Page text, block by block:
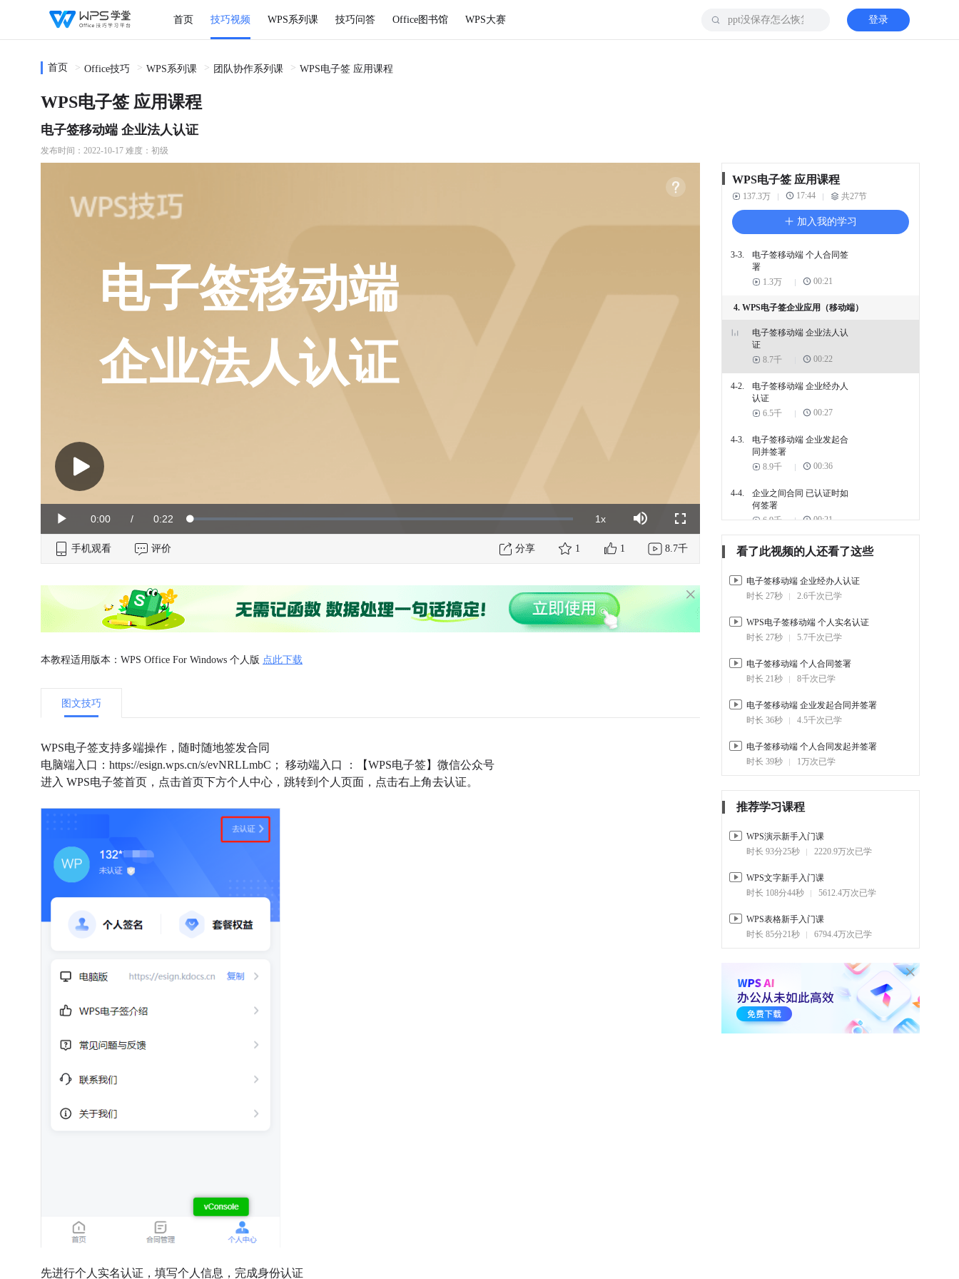
首页 技巧视频 WPS系列课 技巧问答 Office图书馆 WPS大赛 登录
首页 Office技巧 WPS系列课 团队协作系列课 WPS电子签 应用课程
WPS电子签 应用课程
电子签移动端 企业法人认证
发布时间：2022-10-17 难度：初级
Play Current
Time
0:00 / Duration
0:22 Loaded:
0%
1xPlayback
Rate
Mute Fullscreen
电子签移动端
企业法人认证
手机观看 评价 分享 1 1 8.7千
本教程适用版本：WPS Office For Windows 个人版 点此下载
图文技巧
WPS电子签支持多端操作，随时随地签发合同
电脑端入口：https://esign.wps.cn/s/evNRLLmbC； 移动端入口 ：【WPS电子签】微信公众号
进入 WPS电子签首页，点击首页下方个人中心，跳转到个人页面，点击右上角去认证。
先进行个人实名认证，填写个人信息，完成身份认证
WPS电子签 应用课程
137.3万 17:44 共27节
加入我的学习
00:27
9.2千
00:27
3-2.
电子签移动端 个人合同发
00:39
3-3.
电子签移动端 个人合同签
署
1.3万
00:21
4. WPS电子签企业应用（移动端）
电子签移动端 企业法人认
证
8.7千
00:22
4-2.
电子签移动端 企业经办人
认证
6.5千
00:27
4-3.
电子签移动端 企业发起合
同并签署
8.9千
00:36
4-4.
企业之间合同 已认证时如
何签署
6.9千
00:21
4-5.
企业与个人合同 个人实名
时如何签署
企业与企业合同 企业未认
8.2千
00:57
名如何签署
5.4千
00:50
看了此视频的人还看了这些
电子签移动端 企业经办人认证
时长 27秒
2.6千次已学
WPS电子签移动端 个人实名认证
时长 27秒
5.7千次已学
电子签移动端 个人合同签署
时长 21秒
8千次已学
电子签移动端 企业发起合同并签署
时长 36秒
4.5千次已学
电子签移动端 个人合同发起并签署
时长 39秒
1万次已学
推荐学习课程
WPS演示新手入门课
时长 93分25秒
2220.9万次已学
WPS文字新手入门课
时长 108分44秒
5612.4万次已学
WPS表格新手入门课
时长 85分21秒
6794.4万次已学